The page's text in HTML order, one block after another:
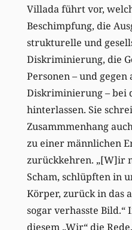
Villada führt vor,
Beschimpfung, die
strukturelle und
Diskriminierung, die
Personen –und gegen
Diskriminierung –bei
hinterlassen. Sie
Zusammmenhang
zueinermännlichen
zurückkehren. „[W]ir
Scham, schlüpften in
Körper, zurück in das
sogar verhasste Bild.“
diesem „Wir“ die